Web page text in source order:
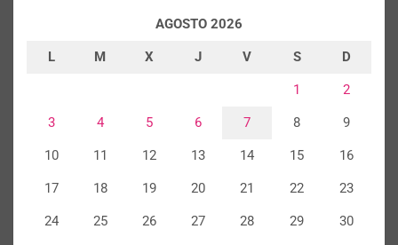
AGOSTO 2026
L M X J V S D
1 2
3 4 5 6 7 8 9
10 11 12 13 14 15 16
17 18 19 20 21 22 23
24 25 26 27 28 29 30